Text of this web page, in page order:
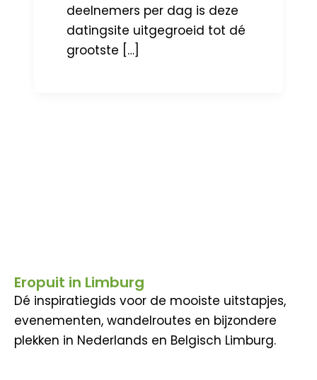
deelnemers per dag is deze
datingsite uitgegroeid tot dé
grootste […]
Eropuit in Limburg
Dé inspiratiegids voor de mooiste uitstapjes,
evenementen, wandelroutes en bijzondere
plekken in Nederlands en Belgisch Limburg.